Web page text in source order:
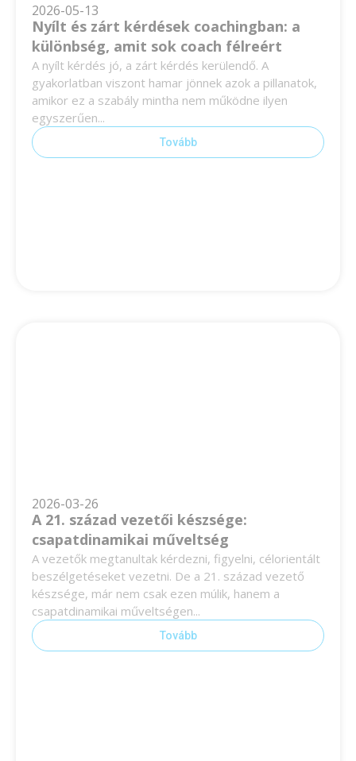
2026-05-13
Nyílt és zárt kérdések coachingban: a
különbség, amit sok coach félreért
A nyílt kérdés jó, a zárt kérdés kerülendő. A
gyakorlatban viszont hamar jönnek azok a pillanatok,
amikor ez a szabály mintha nem működne ilyen
egyszerűen...
Tovább
2026-03-26
A 21. század vezetői készsége:
csapatdinamikai műveltség
A vezetők megtanultak kérdezni, figyelni, célorientált
beszélgetéseket vezetni. De a 21. század vezető
készsége, már nem csak ezen múlik, hanem a
csapatdinamikai műveltségen...
Tovább